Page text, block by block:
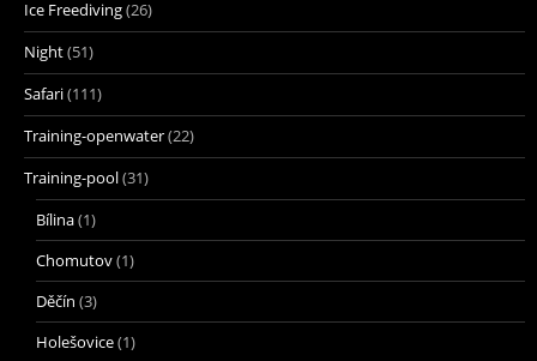
Ice Freediving(26)
Night(51)
Safari(111)
Training-openwater(22)
Training-pool(31)
Bílina(1)
Chomutov(1)
Děčín (3)
Holešovice(1)